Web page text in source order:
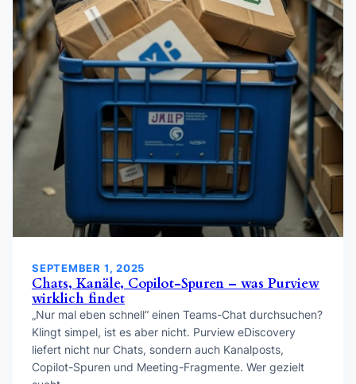
SEPTEMBER 1, 2025
Chats, Kanäle, Copilot-Spuren – was Purview
wirklich findet
„Nur mal eben schnell“ einen Teams-Chat durchsuchen?
Klingt simpel, ist es aber nicht. Purview eDiscovery
liefert nicht nur Chats, sondern auch Kanalposts,
Copilot-Spuren und Meeting-Fragmente. Wer gezielt